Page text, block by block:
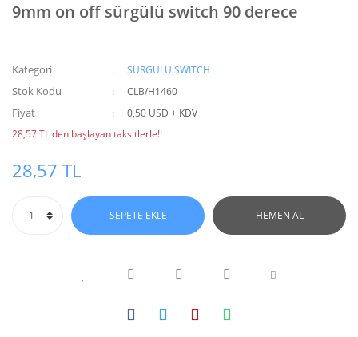
9mm on off sürgülü switch 90 derece
Kategori SÜRGÜLÜ SWİTCH
Stok Kodu CLB/H1460
Fiyat
0,50 USD + KDV
28,57 TL den başlayan taksitlerle!!
28,57 TL
SEPETE EKLE HEMEN AL